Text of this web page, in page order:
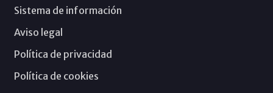
Sistema de información
Aviso legal
Política de privacidad
Política de cookies